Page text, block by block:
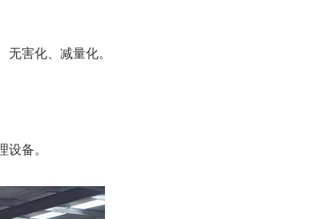
害化、减量化。
备。